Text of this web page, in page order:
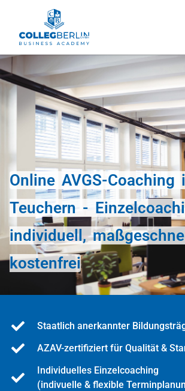
Online AVGS-Coaching
Teuchern -
individuell,
kostenfrei
Staatlich anerkannter
AZAV-zertifiziert für Qualität &
Individuelles Einzelcoaching
(indivuelle & flexible